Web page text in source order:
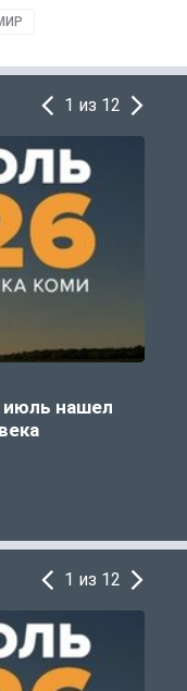
1 из 12
июль нашел
1 из 12